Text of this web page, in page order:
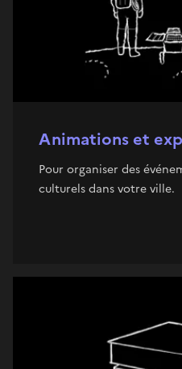
Animations et
Pour organiser des
culturels dans votre ville.